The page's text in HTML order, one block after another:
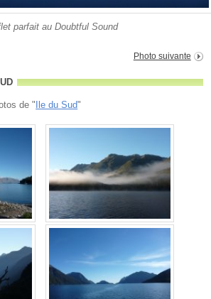
parfait au Doubtful Sound
Photo suivante
de " Ile du Sud"